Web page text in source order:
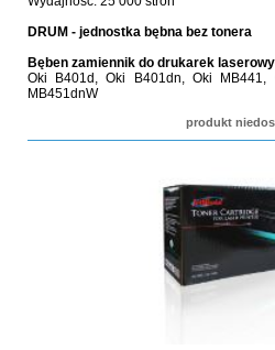
DRUM - jednostka bębna bez tonera
Bęben zamiennik do drukarek
Oki B401d, Oki B401dn, Oki MB441,
MB451dnW
produkt